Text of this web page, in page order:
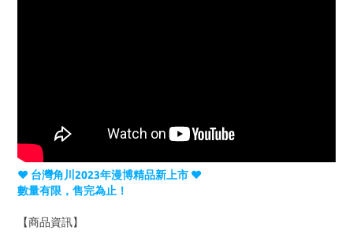
♥ 台灣角川2023年漫博精品新上市 ♥
數量有限，售完為止！
【商品資訊】